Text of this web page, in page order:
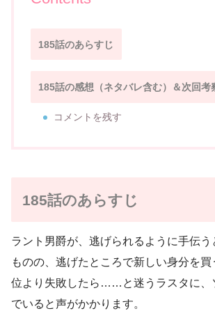
185話のあらすじ
185話の感想（ネタバレ含む）＆次回考
コメントを残す
185話のあらすじ
ラント男爵が、逃げられるように手伝う
ものの、逃げたところで新しい身分を
位より失敗したら……と迷うラスタに、
でいると声がかかります。